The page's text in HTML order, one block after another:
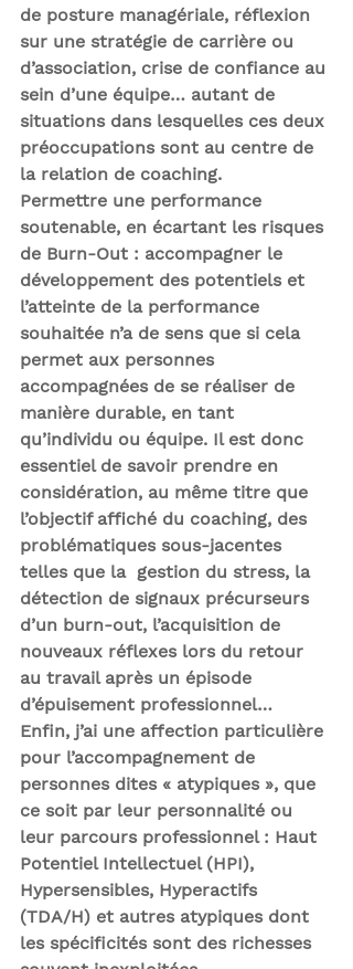
de posture managériale, réflexion
sur une stratégie de carrière ou
d’association, crise de confiance au
sein d’une équipe… autant de
situations dans lesquelles ces deux
préoccupations sont au centre de
la relation de coaching.
Permettre une performance
soutenable, en écartant les risques
de Burn-Out : accompagner le
développement des potentiels et
l’atteinte de la performance
souhaitée n’a de sens que si cela
permet aux personnes
accompagnées de se réaliser de
manière durable, en tant
qu’individu ou équipe. Il est donc
essentiel de savoir prendre en
considération, au même titre que
l’objectif affiché du coaching, des
problématiques sous-jacentes
telles que la  gestion du stress, la
détection de signaux précurseurs
d’un burn-out, l’acquisition de
nouveaux réflexes lors du retour
au travail après un épisode
d’épuisement professionnel…
Enfin, j’ai une affection particulière
pour l’accompagnement de
personnes dites « atypiques », que
ce soit par leur personnalité ou
leur parcours professionnel : Haut
Potentiel Intellectuel (HPI),
Hypersensibles, Hyperactifs
(TDA/H) et autres atypiques dont
les spécificités sont des richesses